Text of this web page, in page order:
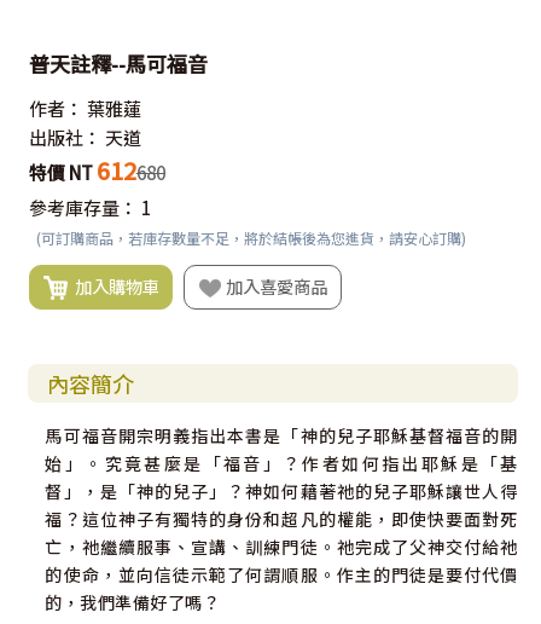
普天註釋--馬可福音
作者： 葉雅蓮
出版社： 天道
特價 NT 612680
參考庫存量： 1
(可訂購商品，若庫存數量不足，將於結帳後為您進貨，請安心訂購)
加入購物車 加入喜愛商品
內容簡介
馬可福音開宗明義指出本書是「神的兒子耶穌基督福音的開
始」。究竟甚麼是「福音」？作者如何指出耶穌是「基
督」，是「神的兒子」？神如何藉著祂的兒子耶穌讓世人得
福？這位神子有獨特的身份和超凡的權能，即使快要面對死
亡，祂繼續服事、宣講、訓練門徒。祂完成了父神交付給祂
的使命，並向信徒示範了何謂順服。作主的門徒是要付代價
的，我們準備好了嗎？